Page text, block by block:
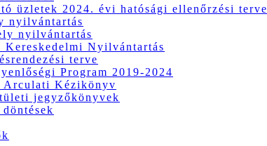
üzletek 2024. évi hatósági ellenőrzési terve
nyilvántartás
nyilvántartás
Kereskedelmi Nyilvántartás
terve
Program 2019-2024
Arculati Kézikönyv
jegyzőkönyvek